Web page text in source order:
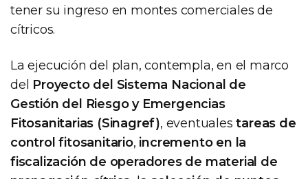
tener su ingreso en montes comerciales de
cítricos.
La ejecución del plan, contempla, en el marco
del Proyecto del Sistema Nacional de
Gestión del Riesgo y Emergencias
Fitosanitarias (Sinagref), eventualestareas de
control fitosanitario, incremento en la
fiscalización de operadores de material de